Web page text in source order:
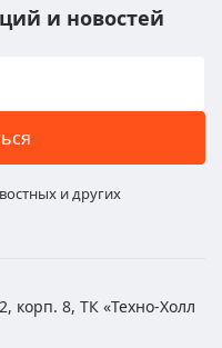
и новостей
и других
корп. 8, ТК «Техно-Холл